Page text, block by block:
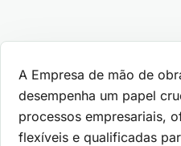
A Empresa de mão de
desempenha um papel
processos empresariais,
flexíveis e qualificadas